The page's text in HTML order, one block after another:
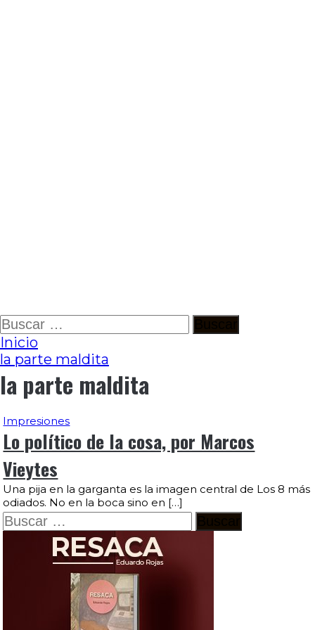
Ir
al
contenido
Buscar:
Inicio
la parte maldita
la parte maldita
Impresiones
Lo político de la cosa, por Marcos
Vieytes
Una pija en la garganta es la imagen central de Los 8 más
odiados. No en la boca sino en […]
Buscar: